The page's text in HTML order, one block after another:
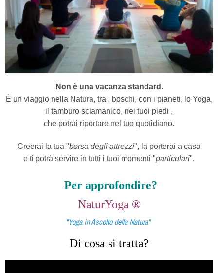
Non è una vacanza standard.
È un viaggio nella Natura, tra i boschi, con i pianeti, lo Yoga,
il tamburo sciamanico, nei tuoi piedi ,
che potrai riportare nel tuo quotidiano.
Creerai la tua "borsa degli attrezzi", la porterai a casa
e ti potrà servire in tutti i tuoi momenti "particolari".
Per approfondire?
NaturYoga ®
"Yoga in Ascolto della Natura"
Di cosa si tratta?